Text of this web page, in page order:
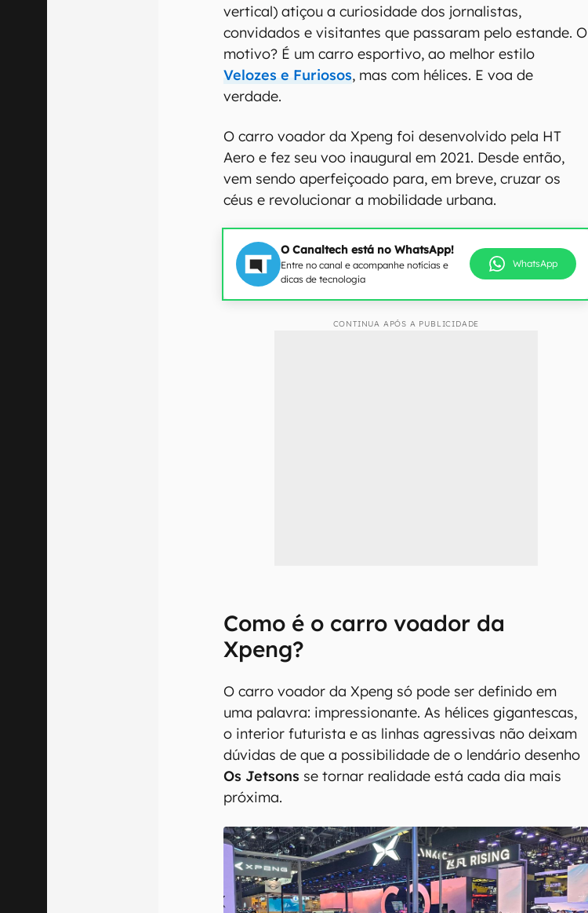
vertical) atiçou a curiosidade dos jornalistas,
convidados e visitantes que passaram pelo estande. O
motivo? É um carro esportivo, ao melhor estilo
Velozes e Furiosos, mas com hélices. E voa de
verdade.
O carro voador da Xpeng foi desenvolvido pela HT
Aero e fez seu voo inaugural em 2021. Desde então,
vem sendo aperfeiçoado para, em breve, cruzar os
céus e revolucionar a mobilidade urbana.
O Canaltech está no WhatsApp!
Entre no canal e acompanhe notícias e
dicas de tecnologia
WhatsApp
CONTINUA APÓS A PUBLICIDADE
Como é o carro voador da
Xpeng?
O carro voador da Xpeng só pode ser definido em
uma palavra: impressionante. As hélices gigantescas,
o interior futurista e as linhas agressivas não deixam
dúvidas de que a possibilidade de o lendário desenho
Os Jetsons se tornar realidade está cada dia mais
próxima.